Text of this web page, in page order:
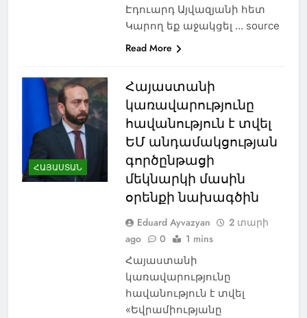
Էդուարդ Այվազյանի հետ
Կարող եք աջակցել … source
Read More
ՀԱՅԱՍՏԱՆ
Հայաստանի
կառավարությունը
հավանություն է տվել
ԵՄ անդամակցության
գործընթացի
մեկնարկի մասին
օրենքի նախագծին
Eduard Ayvazyan
2 տարի
ago
0 1 mins
Հայաստանի
կառավարությունը
հավանություն է տվել
«Եվրամիությանը